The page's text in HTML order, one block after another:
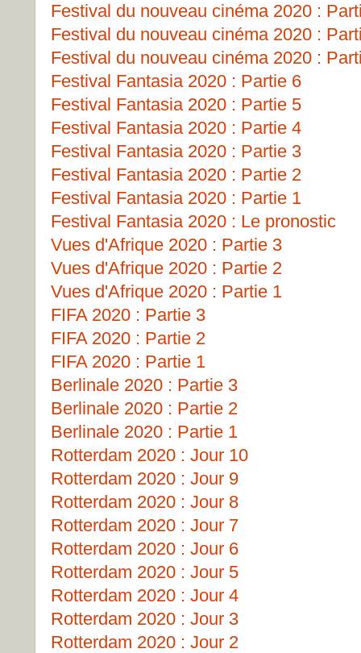
Festival du nouveau cinéma 2020 :
Festival du nouveau cinéma 2020 :
Festival du nouveau cinéma 2020 :
Festival Fantasia 2020 : Partie 6
Festival Fantasia 2020 : Partie 5
Festival Fantasia 2020 : Partie 4
Festival Fantasia 2020 : Partie 3
Festival Fantasia 2020 : Partie 2
Festival Fantasia 2020 : Partie 1
Festival Fantasia 2020 : Le pronostic
Vues d'Afrique 2020 : Partie 3
Vues d'Afrique 2020 : Partie 2
Vues d'Afrique 2020 : Partie 1
FIFA 2020 : Partie 3
FIFA 2020 : Partie 2
FIFA 2020 : Partie 1
Berlinale 2020 : Partie 3
Berlinale 2020 : Partie 2
Berlinale 2020 : Partie 1
Rotterdam 2020 : Jour 10
Rotterdam 2020 : Jour 9
Rotterdam 2020 : Jour 8
Rotterdam 2020 : Jour 7
Rotterdam 2020 : Jour 6
Rotterdam 2020 : Jour 5
Rotterdam 2020 : Jour 4
Rotterdam 2020 : Jour 3
Rotterdam 2020 : Jour 2